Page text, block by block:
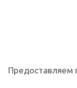
Предоставляем